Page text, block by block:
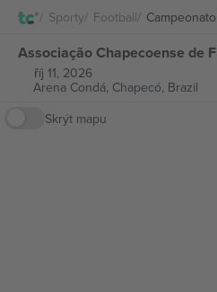
Sporty Football
říj 11, 2026
Arena Condá, Chapecó, Brazil
Skrýt mapu